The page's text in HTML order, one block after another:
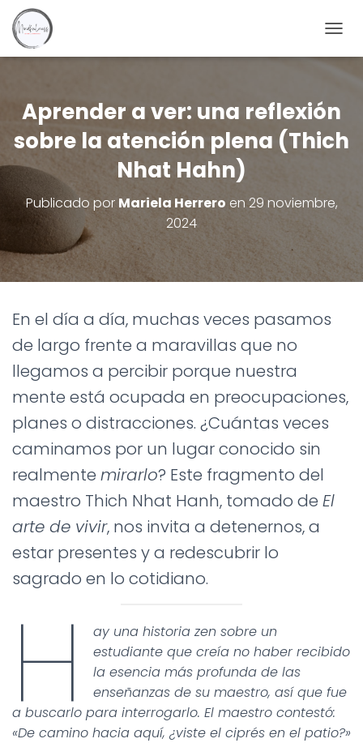
A
A
R
M
D
Aprender a ver: una reflexión
sobre la atención plena (Thich
Nhat Hahn)
Publicado por Mariela Herrero en29 noviembre,
2024
En el día a día, muchas veces pasamos
de largo frente a maravillas que no
llegamos a percibir porque nuestra
mente está ocupada en preocupaciones,
planes o distracciones. ¿Cuántas veces
caminamos por un lugar conocido sin
realmente mirarlo? Este fragmento del
maestro Thich Nhat Hanh, tomado de El
arte de vivir, nos invita a detenernos, a
estar presentes y a redescubrir lo
sagrado en lo cotidiano.
H
ay una historia zen sobre un
estudiante que creía no haber recibido
la esencia más profunda de las
enseñanzas de su maestro, así que fue
a buscarlo para interrogarlo. El maestro contestó:
«De camino hacia aquí, ¿viste el ciprés en el patio?»